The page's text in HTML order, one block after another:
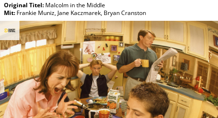
Original Titel: Malcolm in the Middle
Mit: Frankie Muniz, Jane Kaczmarek, Bryan Cranston